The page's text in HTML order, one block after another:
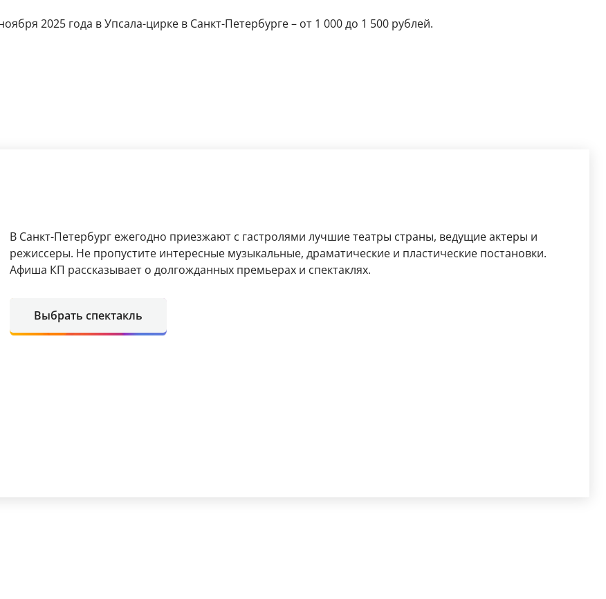
2025 года в Упсала-цирке в Санкт-Петербурге – от 1 000 до 1 500 рублей.
В Санкт-Петербург ежегодно приезжают с гастролями лучшие театры страны, ведущие актеры и
режиссеры. Не пропустите интересные музыкальные, драматические и пластические постановки.
Афиша КП рассказывает о долгожданных премьерах и спектаклях.
Выбрать спектакль